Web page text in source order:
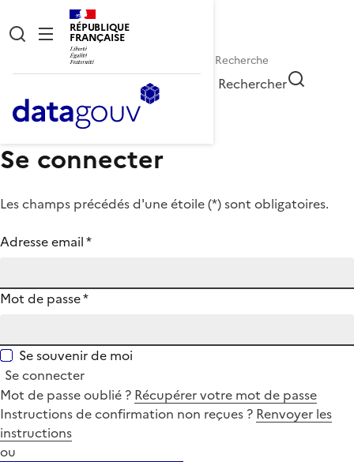
RÉPUBLIQUE
FRANÇAISE
Rechercher
Se connecter
Les champs précédés d'une étoile (*) sont obligatoires.
Adresse email*
Mot de passe*
Se souvenir de moi
Se connecter
Mot de passe oublié ? Récupérer votre mot de passe
Instructions de confirmation non reçues ? Renvoyer les
instructions
ou